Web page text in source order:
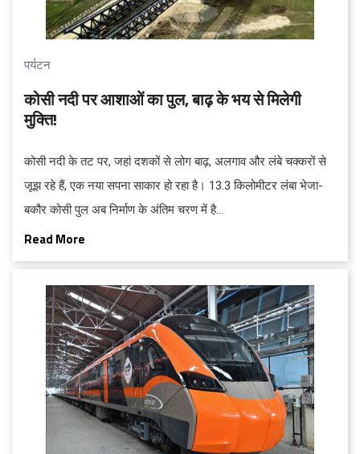
पर्यटन
कोसी नदी पर आशाओं का पुल, बाढ़ के भय से मिलेगी
मुक्ति!
कोसी नदी के तट पर, जहां दशकों से लोग बाढ़, अलगाव और लंबे चक्करों से
जूझ रहे हैं, एक नया सपना साकार हो रहा है। 13.3 किलोमीटर लंबा भेजा-
बकौर कोसी पुल अब निर्माण के अंतिम चरण में है...
Read More